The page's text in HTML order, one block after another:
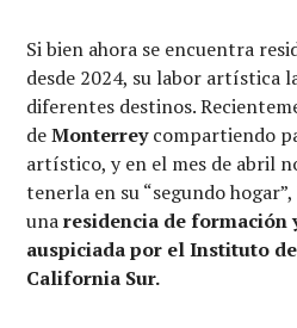
Si bien ahora se encuentra
desde 2024, su labor artística
diferentes destinos.
deMonterreycompartiendo
artístico, y en el mes de abril
tenerla en su “segundo
unaresidencia de formación
auspiciada por el Instituto
California Sur.